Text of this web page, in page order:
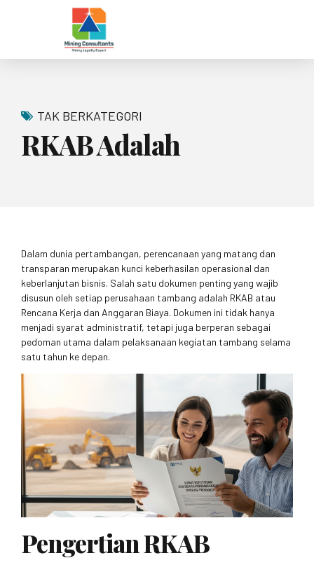
TAK BERKATEGORI
RKAB Adalah
Dalam dunia pertambangan, perencanaan yang matang dan
transparan merupakan kunci keberhasilan operasional dan
keberlanjutan bisnis. Salah satu dokumen penting yang wajib
disusun oleh setiap perusahaan tambang adalah RKAB atau
Rencana Kerja dan Anggaran Biaya. Dokumen ini tidak hanya
menjadi syarat administratif, tetapi juga berperan sebagai
pedoman utama dalam pelaksanaan kegiatan tambang selama
satu tahun ke depan.
Pengertian RKAB